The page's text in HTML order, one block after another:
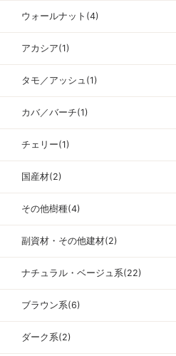
ウォールナット(4)
アカシア(1)
タモ／アッシュ(1)
カバ／バーチ(1)
チェリー(1)
国産材(2)
その他樹種(4)
副資材・その他建材(2)
ナチュラル・ベージュ系(22)
ブラウン系(6)
ダーク系(2)